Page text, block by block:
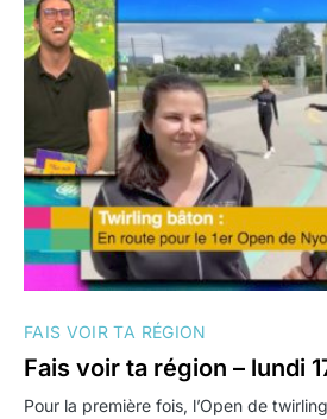
FAIS VOIR TA RÉGION
Fais voir ta région – lundi
Pour la première fois, l’Open de